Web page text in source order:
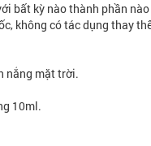
bất kỳ nào thành phần
không có tác dụng thay
nắng mặt trời.
10ml.